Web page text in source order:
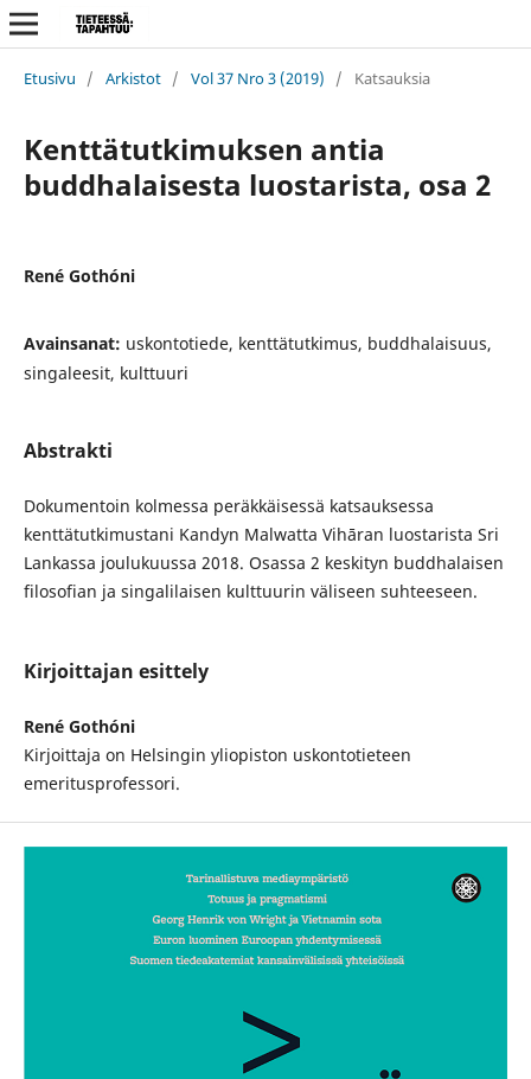
Etusivu / Arkistot / Vol 37 Nro 3 (2019) / Katsauksia
Kenttätutkimuksen antia
buddhalaisesta luostarista, osa 2
René Gothóni
Avainsanat: uskontotiede, kenttätutkimus, buddhalaisuus,
singaleesit, kulttuuri
Abstrakti
Dokumentoin kolmessa peräkkäisessä katsauksessa
kenttätutkimustani Kandyn Malwatta Vihāran luostarista Sri
Lankassa joulukuussa 2018. Osassa 2 keskityn buddhalaisen
filosofian ja singalilaisen kulttuurin väliseen suhteeseen.
Kirjoittajan esittely
René Gothóni
Kirjoittaja on Helsingin yliopiston uskontotieteen
emerituspro­fessori.